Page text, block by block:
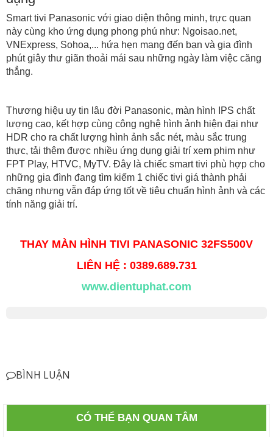
Smart tivi Panasonic với giao diện thông minh, trực quan
này cùng kho ứng dụng phong phú như: Ngoisao.net,
VNExpress, Sohoa,... hứa hẹn mang đến bạn và gia đình
phút giây thư giãn thoải mái sau những ngày làm việc căng
thẳng.
Thương hiệu uy tin lâu đời Panasonic, màn hình IPS chất
lượng cao, kết hợp cùng công nghệ hình ảnh hiện đại như
HDR cho ra chất lượng hình ảnh sắc nét, màu sắc trung
thực, tải thêm được nhiều ứng dụng giải trí xem phim như
FPT Play, HTVC, MyTV. Đây là chiếc smart tivi phù hợp cho
những gia đình đang tìm kiếm 1 chiếc tivi giá thành phải
chăng nhưng vẫn đáp ứng tốt về tiêu chuẩn hình ảnh và các
tính năng giải trí.
THAY MÀN HÌNH TIVI PANASONIC 32FS500V
LIÊN HỆ : 0389.689.731
www.dientuphat.com
BÌNH LUẬN
CÓ THỂ BẠN QUAN TÂM